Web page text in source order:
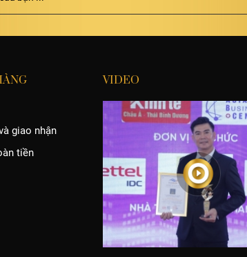
giao nhận
tiền
VIDEO